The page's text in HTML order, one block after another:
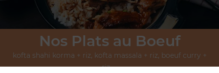
Nos Plats au Boeuf
kofta shahi korma + riz, kofta massala + riz, boeuf curry +
riz, ...